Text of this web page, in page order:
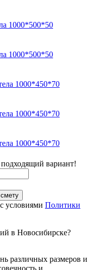
1000*500*50
1000*500*50
1000*450*70
1000*450*70
1000*450*70
подходящий вариант!
условиями Политики
в Новосибирске?
различных размеров и
и